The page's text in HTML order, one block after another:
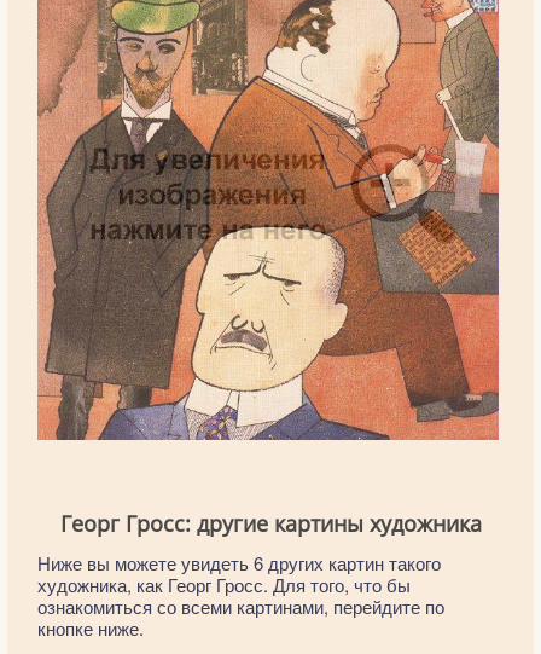
Георг Гросс: другие картины художника
Ниже вы можете увидеть 6 других картин такого
художника, как Георг Гросс. Для того, что бы
ознакомиться со всеми картинами, перейдите по
кнопке ниже.